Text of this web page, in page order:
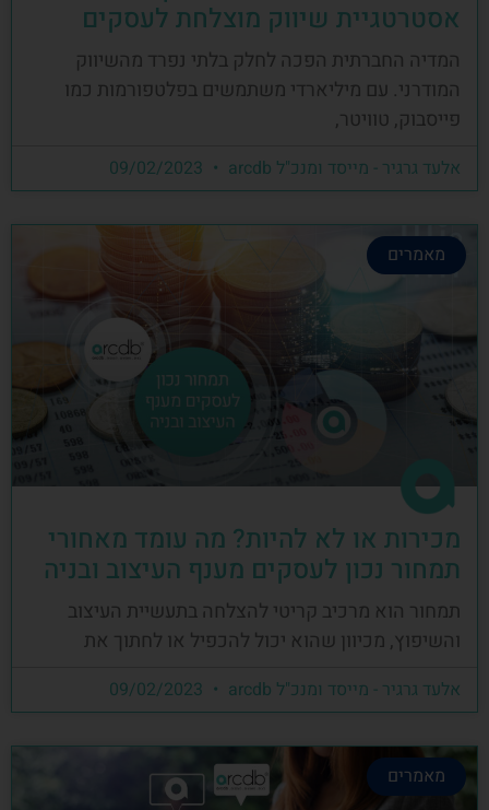
אסטרטגיית שיווק מוצלחת לעסקים
המדיה החברתית הפכה לחלק בלתי נפרד מהשיווק
המודרני. עם מיליארדי משתמשים בפלטפורמות כמו
פייסבוק, טוויטר,
אלעד גרגיר - מייסד ומנכ"ל arcdb
מאמרים
מכירות או לא להיות? מה עומד מאחורי
תמחור נכון לעסקים מענף העיצוב ובניה
תמחור הוא מרכיב קריטי להצלחה בתעשיית העיצוב
והשיפוץ, מכיוון שהוא יכול להכפיל או לחתוך את
אלעד גרגיר - מייסד ומנכ"ל arcdb
מאמרים